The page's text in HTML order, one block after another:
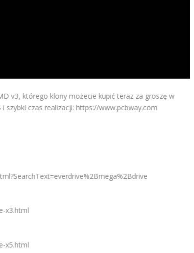
v3, którego klony możecie kupić teraz za groszę w
szybki czas realizacji: https://www.pcbway.com
x3.html
x5.html